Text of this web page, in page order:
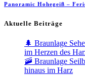
Panoramic Hohegeiß –
Aktuelle Beiträge
🌲 Braunlage
im Herzen des
🚠 Braunlage
hinaus im Harz